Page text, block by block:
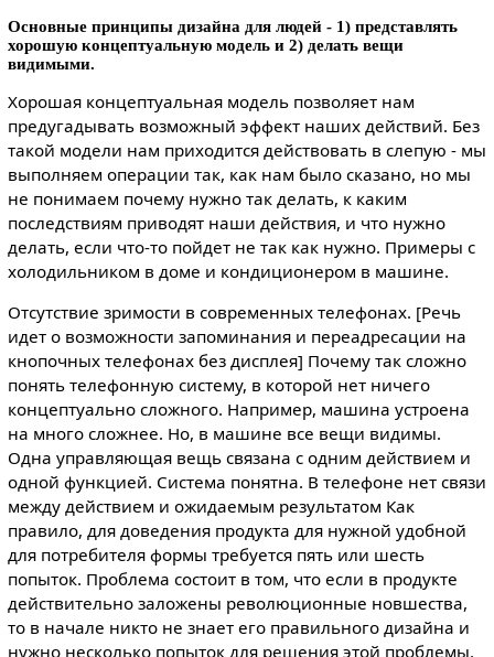
Основные принципы дизайна для людей - 1) представлять
хорошую концептуальную модель и 2) делать вещи
видимыми.
Хорошая концептуальная модель позволяет нам
предугадывать возможный эффект наших действий. Без
такой модели нам приходится действовать в слепую - мы
выполняем операции так, как нам было сказано, но мы
не понимаем почему нужно так делать, к каким
последствиям приводят наши действия, и что нужно
делать, если что-то пойдет не так как нужно. Примеры с
холодильником в доме и кондиционером в машине.
Отсутствие зримости в современных телефонах. [Речь
идет о возможности запоминания и переадресации на
кнопочных телефонах без дисплея] Почему так сложно
понять телефонную систему, в которой нет ничего
концептуально сложного. Например, машина устроена
на много сложнее. Но, в машине все вещи видимы.
Одна управляющая вещь связана с одним действием и
одной функцией. Система понятна. В телефоне нет связи
между действием и ожидаемым результатом Как
правило, для доведения продукта для нужной удобной
для потребителя формы требуется пять или шесть
попыток. Проблема состоит в том, что если в продукте
действительно заложены революционные новшества,
то в начале никто не знает его правильного дизайна и
нужно несколько попыток для решения этой проблемы.